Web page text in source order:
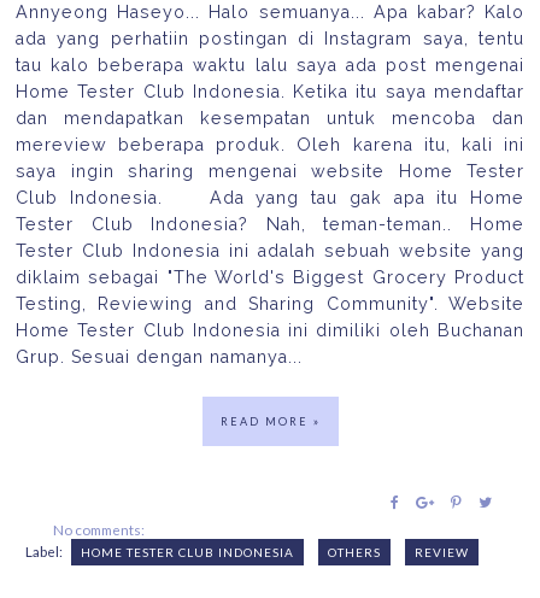
Annyeong Haseyo... Halo semuanya... Apa kabar? Kalo
ada yang perhatiin postingan di Instagram saya, tentu
tau kalo beberapa waktu lalu saya ada post mengenai
Home Tester Club Indonesia. Ketika itu saya mendaftar
dan mendapatkan kesempatan untuk mencoba dan
mereview beberapa produk. Oleh karena itu, kali ini
saya ingin sharing mengenai website Home Tester
Club Indonesia. Ada yang tau gak apa itu Home
Tester Club Indonesia? Nah, teman-teman.. Home
Tester Club Indonesia ini adalah sebuah website yang
diklaim sebagai "The World's Biggest Grocery Product
Testing, Reviewing and Sharing Community". Website
Home Tester Club Indonesia ini dimiliki oleh Buchanan
Grup. Sesuai dengan namanya...
READ MORE »
No comments:
Label:
HOME TESTER CLUB INDONESIA OTHERS REVIEW